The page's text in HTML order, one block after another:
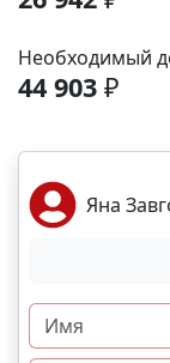
-12 минут.
Беспроцентная
Семейная,
нами прямо
именно для вас!
Необходимый
44 903 ₽
Яна